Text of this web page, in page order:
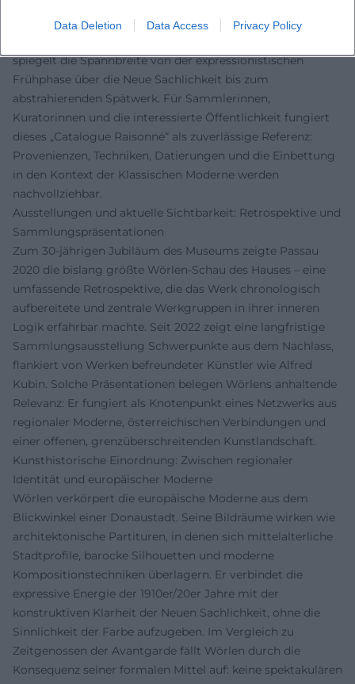
Data Deletion Data Access Privacy Policy
Sammlungsarbeit vor. Der Band bündelt Biografie,
spiegelt die Spannbreite von der expressionistischen
Frühphase über die Neue Sachlichkeit bis zum
abstrahierenden Spätwerk. Für Sammlerinnen,
Kuratorinnen und die interessierte Öffentlichkeit fungiert
dieses „Catalogue Raisonné“ als zuverlässige Referenz:
Provenienzen, Techniken, Datierungen und die Einbettung
in den Kontext der Klassischen Moderne werden
nachvollziehbar.
Ausstellungen und aktuelle Sichtbarkeit: Retrospektive und
Sammlungspräsentationen
Zum 30‑jährigen Jubiläum des Museums zeigte Passau
2020 die bislang größte Wörlen‑Schau des Hauses – eine
umfassende Retrospektive, die das Werk chronologisch
aufbereitete und zentrale Werkgruppen in ihrer inneren
Logik erfahrbar machte. Seit 2022 zeigt eine langfristige
Sammlungsausstellung Schwerpunkte aus dem Nachlass,
flankiert von Werken befreundeter Künstler wie Alfred
Kubin. Solche Präsentationen belegen Wörlens anhaltende
Relevanz: Er fungiert als Knotenpunkt eines Netzwerks aus
regionaler Moderne, österreichischen Verbindungen und
einer offenen, grenzüberschreitenden Kunstlandschaft.
Kunsthistorische Einordnung: Zwischen regionaler
Identität und europäischer Moderne
Wörlen verkörpert die europäische Moderne aus dem
Blickwinkel einer Donaustadt. Seine Bildräume wirken wie
architektonische Partituren, in denen sich mittelalterliche
Stadtprofile, barocke Silhouetten und moderne
Kompositionstechniken überlagern. Er verbindet die
expressive Energie der 1910er/20er Jahre mit der
konstruktiven Klarheit der Neuen Sachlichkeit, ohne die
Sinnlichkeit der Farbe aufzugeben. Im Vergleich zu
Zeitgenossen der Avantgarde fällt Wörlen durch die
Konsequenz seiner formalen Mittel auf: keine spektakulären